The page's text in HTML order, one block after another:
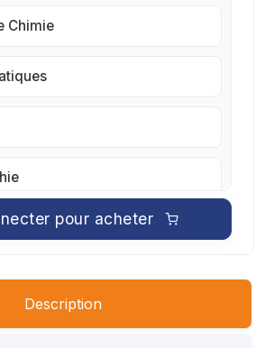
Chimie
pour acheter
Description